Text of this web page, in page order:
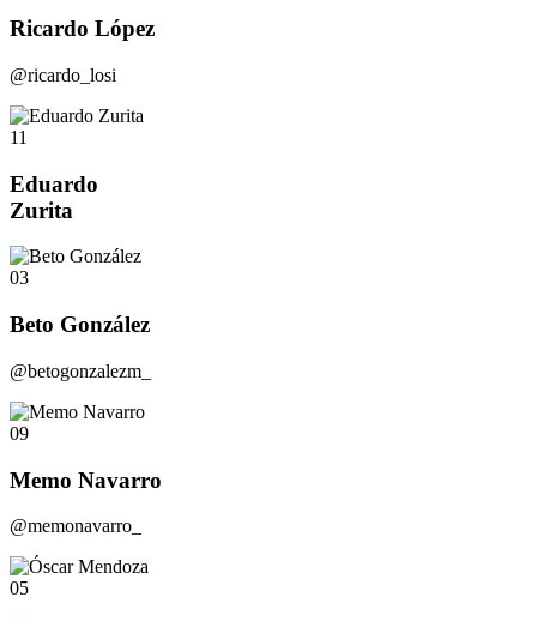
Ricardo López
@ricardo_losi
11
Eduardo
Zurita
03
Beto González
@betogonzalezm_
09
Memo Navarro
@memonavarro_
05